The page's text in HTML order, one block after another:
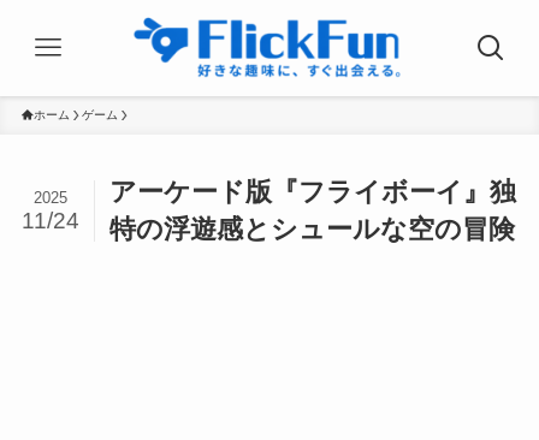
ホーム ゲーム
アーケード版『フライボーイ』独
特の浮遊感とシュールな空の冒険
2025
11/24